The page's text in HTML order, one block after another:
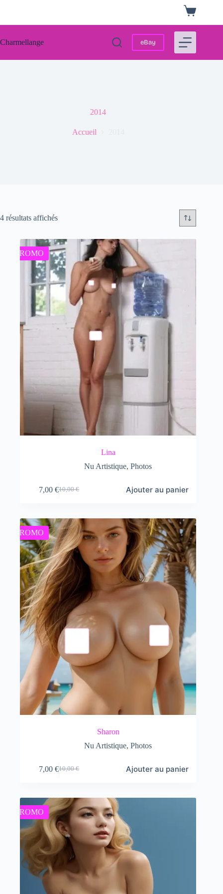
Panier
d’achat
Charmellange eBay
2014
Accueil
4 résultats affichésTrié
PROMO
Lina
Nu Artistique,Photos
10,00€
Le
était :
10,00 €.
7,00€Le
est :
7,00 €.
Ajouter au panier
PROMO
Sharon
Nu Artistique,Photos
10,00€
Le
était :
10,00 €.
7,00€Le
est :
7,00 €.
Ajouter au panier
PROMO